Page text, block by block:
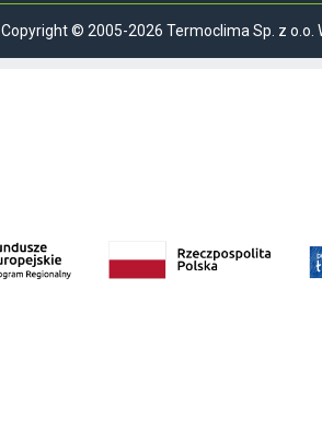
Copyright © 2005-2026 Termoclima Sp. z o.o.